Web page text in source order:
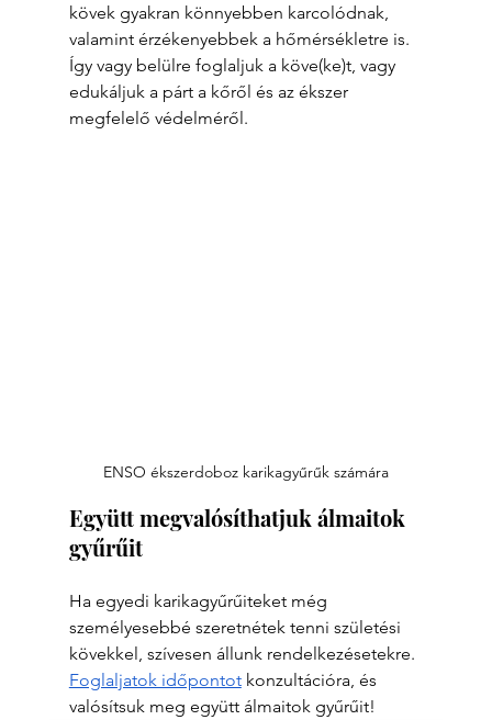
kövek gyakran könnyebben karcolódnak,
valamint érzékenyebbek a hőmérsékletre is.
Így vagy belülre foglaljuk a köve(ke)t, vagy
edukáljuk a párt a kőről és az ékszer
megfelelő védelméről.
ENSO ékszerdoboz karikagyűrűk számára
Együtt megvalósíthatjuk álmaitok
gyűrűit
Ha egyedi karikagyűrűiteket még
személyesebbé szeretnétek tenni születési
kövekkel, szívesen állunk rendelkezésetekre.
Foglaljatok időpontot konzultációra, és
valósítsuk meg együtt álmaitok gyűrűit!